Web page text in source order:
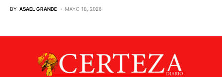
BY ASAEL GRANDE MAYO 18, 2026